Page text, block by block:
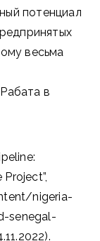
потенциал
весьма
в
nigeria-
senegal-